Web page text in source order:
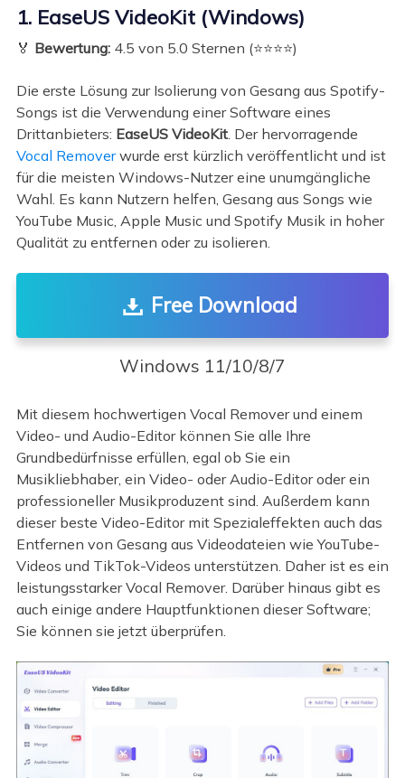
1. EaseUS VideoKit (Windows)
🏅 Bewertung:4.5 von 5.0 Sternen (⭐⭐⭐⭐)
Die erste Lösung zur Isolierung von Gesang aus Spotify-
Songs ist die Verwendung einer Software eines
Drittanbieters: EaseUS VideoKit. Der hervorragende
Vocal Removerwurde erst kürzlich veröffentlicht und ist
für die meisten Windows-Nutzer eine unumgängliche
Wahl. Es kann Nutzern helfen, Gesang aus Songs wie
YouTube Music, Apple Music und Spotify Musik in hoher
Qualität zu entfernen oder zu isolieren.
Free Download
Windows 11/10/8/7
Mit diesem hochwertigen Vocal Remover und einem
Video- und Audio-Editor können Sie alle Ihre
Grundbedürfnisse erfüllen, egal ob Sie ein
Musikliebhaber, ein Video- oder Audio-Editor oder ein
professioneller Musikproduzent sind. Außerdem kann
dieser beste Video-Editor mit Spezialeffekten auch das
Entfernen von Gesang aus Videodateien wie YouTube-
Videos und TikTok-Videos unterstützen. Daher ist es ein
leistungsstarker Vocal Remover. Darüber hinaus gibt es
auch einige andere Hauptfunktionen dieser Software;
Sie können sie jetzt überprüfen.